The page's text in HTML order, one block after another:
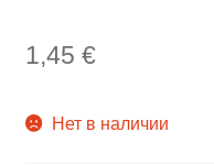
1,45 €
Нет в наличии